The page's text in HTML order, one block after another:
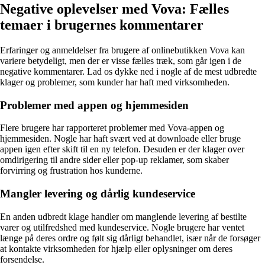
Negative oplevelser med Vova: Fælles
temaer i brugernes kommentarer
Erfaringer og anmeldelser fra brugere af onlinebutikken Vova kan
variere betydeligt, men der er visse fælles træk, som går igen i de
negative kommentarer. Lad os dykke ned i nogle af de mest udbredte
klager og problemer, som kunder har haft med virksomheden.
Problemer med appen og hjemmesiden
Flere brugere har rapporteret problemer med Vova-appen og
hjemmesiden. Nogle har haft svært ved at downloade eller bruge
appen igen efter skift til en ny telefon. Desuden er der klager over
omdirigering til andre sider eller pop-up reklamer, som skaber
forvirring og frustration hos kunderne.
Mangler levering og dårlig kundeservice
En anden udbredt klage handler om manglende levering af bestilte
varer og utilfredshed med kundeservice. Nogle brugere har ventet
længe på deres ordre og følt sig dårligt behandlet, især når de forsøger
at kontakte virksomheden for hjælp eller oplysninger om deres
forsendelse.